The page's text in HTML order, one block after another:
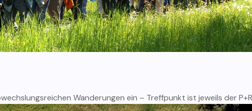
Wanderungen ein – Treffpunkt ist jeweils der